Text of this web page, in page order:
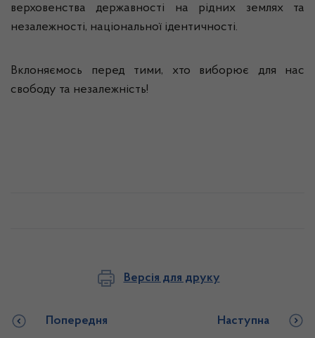
верховенства державності на рідних землях та
незалежності, національної ідентичності.
Вклоняємось перед тими, хто виборює для нас
свободу та незалежність!
Версія для друку
Попередня Наступна